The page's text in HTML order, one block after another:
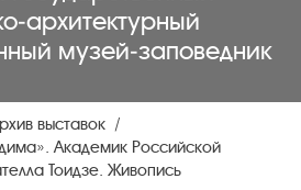
музей‑заповедник
выставок
Академик Российской
Тоидзе. Живопись